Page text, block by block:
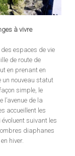
à vivre
espaces de vie
de route de
en prenant en
un nouveau statut
simple, le
de la
accueillent les
suivant les
diaphanes
hiver.